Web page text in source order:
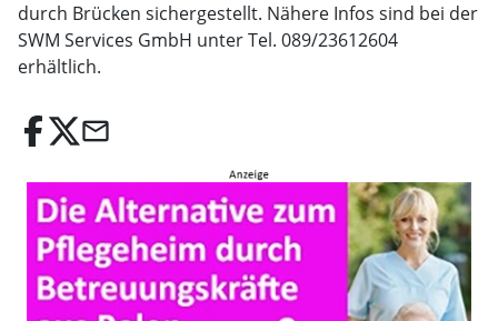
durch Brücken sichergestellt. Nähere Infos sind bei der
SWM Services GmbH unter Tel. 089/23612604
erhältlich.
email